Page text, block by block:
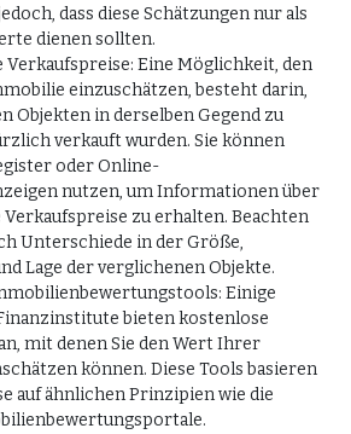
dass diese Schätzungen nur als
dienen sollten.
Verkaufspreise: Eine Möglichkeit, den
einzuschätzen, besteht darin,
Objekten in derselben Gegend zu
verkauft wurden. Sie können
oder Online-
nutzen, um Informationen über
zu erhalten. Beachten
Unterschiede in der Größe,
Lage der verglichenen Objekte.
Einige
bieten kostenlose
mit denen Sie den Wert Ihrer
können. Diese Tools basieren
auf ähnlichen Prinzipien wie die